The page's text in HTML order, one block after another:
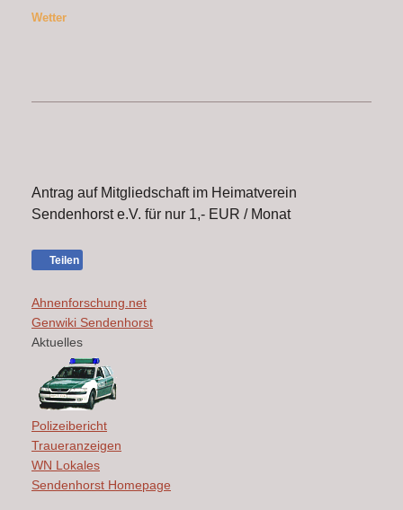
Wetter
Antrag auf Mitgliedschaft im Heimatverein
Sendenhorst e.V. für nur 1,- EUR / Monat
Teilen
Ahnenforschung.net
Genwiki Sendenhorst
Aktuelles
Polizeibericht
Traueranzeigen
WN Lokales
Sendenhorst Homepage